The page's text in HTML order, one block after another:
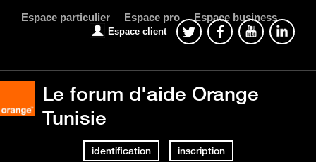
Espace particulier Espace pro Espace business
Espace client
Le forum d'aide Orange
Tunisie
identification inscription